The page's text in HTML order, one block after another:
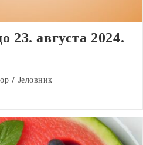
23. августа 2024.
/ Јеловник